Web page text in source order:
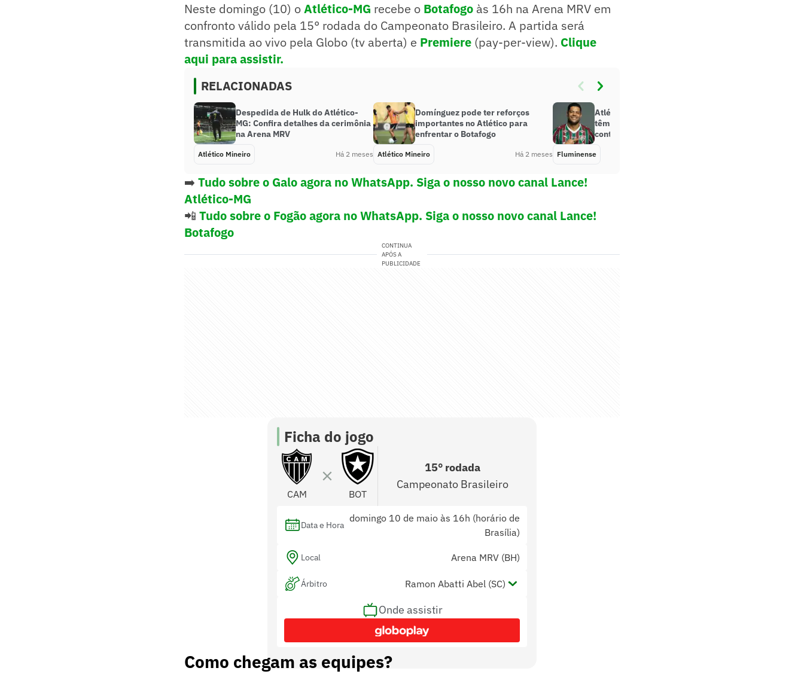
Neste domingo (10) oAtlético-MG recebe o Botafogo às 16h na Arena MRV em
confronto válido pela 15° rodada do Campeonato Brasileiro. A partida será
transmitida ao vivo pela Globo (tv aberta) e Premiere (pay-per-view). Clique
aqui para assistir.
RELACIONADAS
Despedida de Hulk do Atlético-
MG: Confira detalhes da cerimônia
na Arena MRV
Atlético Mineiro Há 2 meses
⁠Domínguez pode ter reforços
importantes no Atlético para
enfrentar o Botafogo
Atlético Mineiro Há 2 meses
Atlético-MG, Fluminense e Hulk
têm acordo para jogos do atacante
contra o ex-clube
Fluminense
➡️ Tudo sobre o Galo agora no WhatsApp. Siga o nosso novo canal Lance!
Atlético-MG
📲 Tudo sobre o Fogão agora no WhatsApp. Siga o nosso novo canal Lance!
Botafogo
CONTINUA
APÓS A
PUBLICIDADE
Ficha do jogo
CAM BOT
15° rodada
Campeonato Brasileiro
Data e Hora
domingo 10 de maio às 16h (horário de
Brasília)
Local Arena MRV (BH)
Árbitro Ramon Abatti Abel (SC)
Assistentes
Neuza Ines Back (SP) e Henrique Neu
Onde assistir
Como chegam as equipes?